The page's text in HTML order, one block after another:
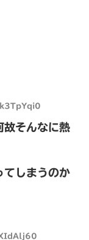
故そんなに熱
てしまうのか